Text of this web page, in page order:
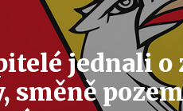
jednali
směně